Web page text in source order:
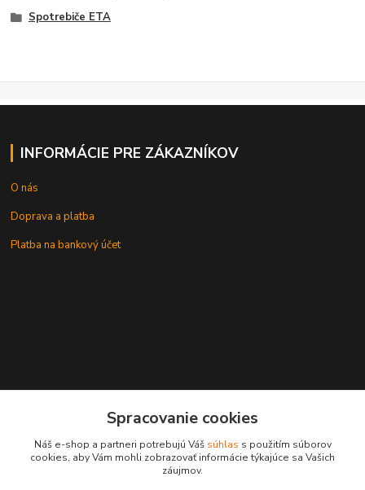
Spotrebiče ETA
INFORMÁCIE PRE ZÁKAZNÍKOV
O nás
Doprava a platba
Platba na bankový účet
leksunsro@gmail.com
Spracovanie cookies
Náš e-shop a partneri potrebujú Váš súhlas s použitím súborov
cookies, aby Vám mohli zobrazovať informácie týkajúce sa Vašich
záujmov.